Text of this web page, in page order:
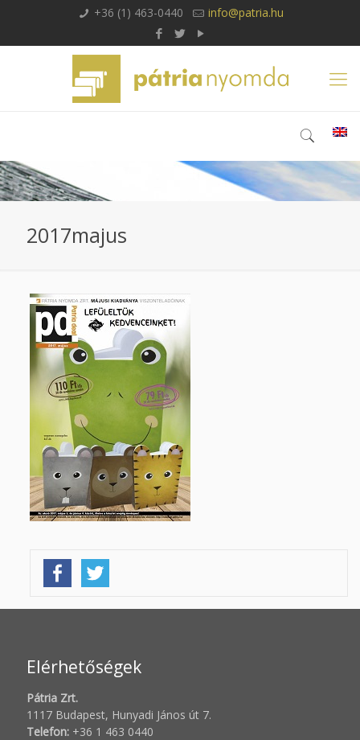
+36 (1) 463-0440 info@patria.hu
2017majus
Elérhetőségek
Pátria Zrt.
1117 Budapest, Hunyadi János út 7.
Telefon: +36 1 463 0440